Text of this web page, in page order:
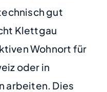
gut
Klettgau
Wohnort für
oder in
arbeiten. Dies